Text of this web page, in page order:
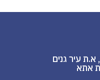
המעפילים 27, א.ת עיר גנים